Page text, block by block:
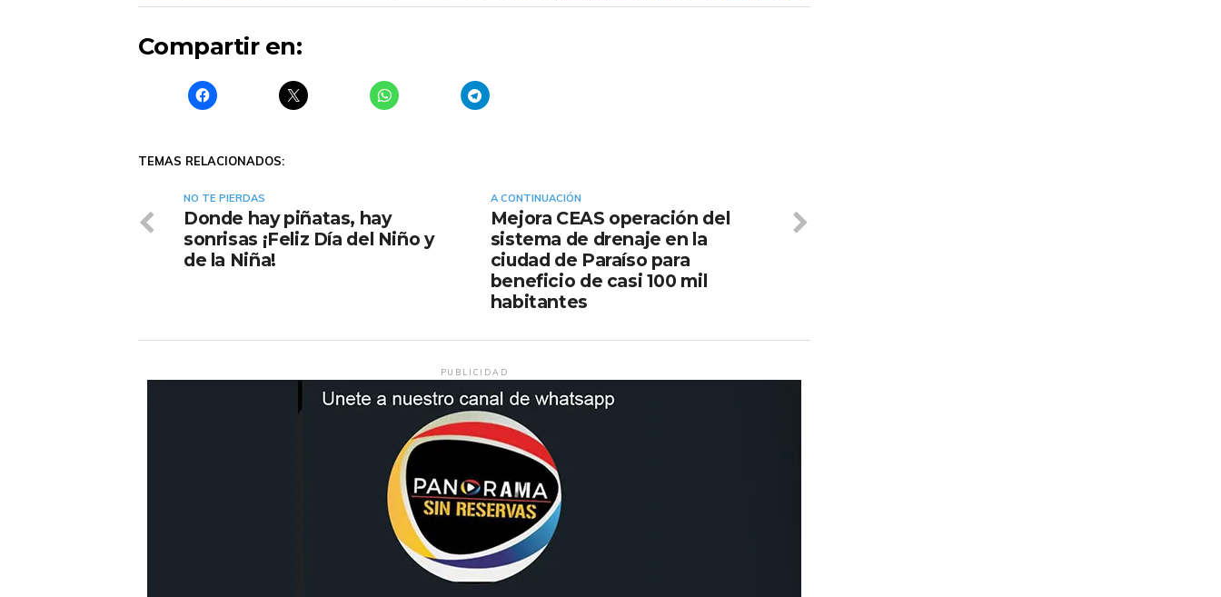
Compartir en:
TEMAS RELACIONADOS:
A CONTINUACIÓN
Mejora CEAS operación del
sistema de drenaje en la
ciudad de Paraíso para
beneficio de casi 100 mil
habitantes
NO TE PIERDAS
Donde hay piñatas, hay
sonrisas ¡Feliz Día del Niño y
de la Niña!
PUBLICIDAD